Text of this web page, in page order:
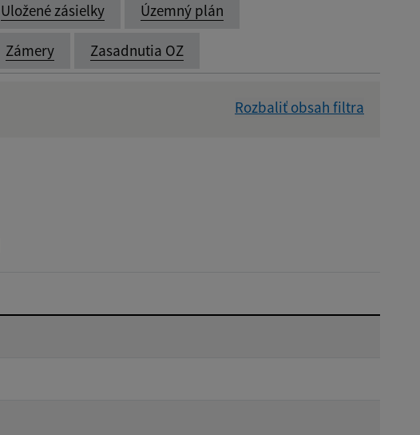
Uložené zásielky Územný plán
Zámery Zasadnutia OZ
Rozbaliť obsah filtra